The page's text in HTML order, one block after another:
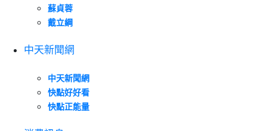
蘇貞蓉
戴立綱
中天新聞網
中天新聞網
快點好好看
快點正能量